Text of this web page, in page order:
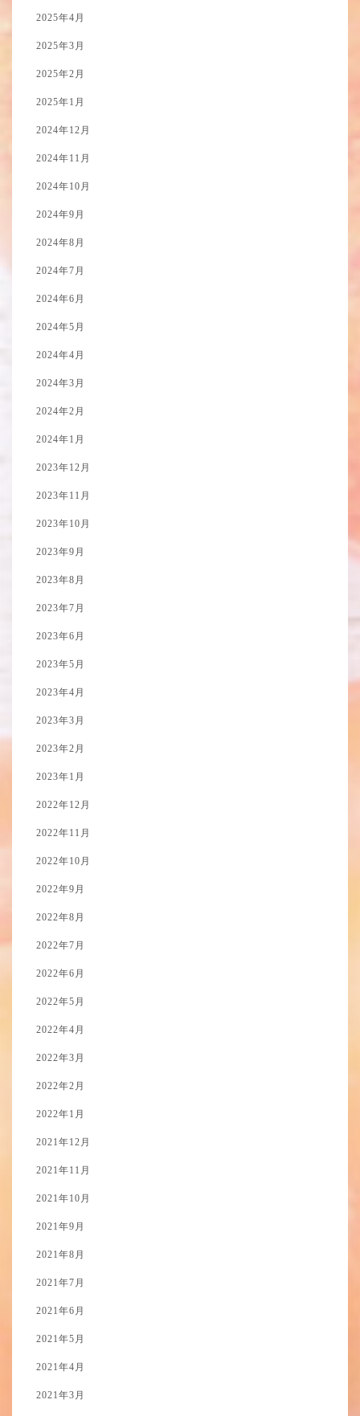
2025年4月
2025年3月
2025年2月
2025年1月
2024年12月
2024年11月
2024年10月
2024年9月
2024年8月
2024年7月
2024年6月
2024年5月
2024年4月
2024年3月
2024年2月
2024年1月
2023年12月
2023年11月
2023年10月
2023年9月
2023年8月
2023年7月
2023年6月
2023年5月
2023年4月
2023年3月
2023年2月
2023年1月
2022年12月
2022年11月
2022年10月
2022年9月
2022年8月
2022年7月
2022年6月
2022年5月
2022年4月
2022年3月
2022年2月
2022年1月
2021年12月
2021年11月
2021年10月
2021年9月
2021年8月
2021年7月
2021年6月
2021年5月
2021年4月
2021年3月